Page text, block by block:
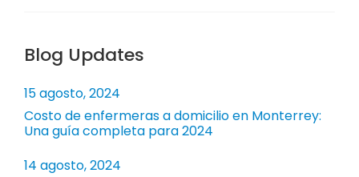
Blog Updates
Costo de enfermeras a domicilio en Monterrey:
Una guía completa para 2024
15 agosto, 2024
14 agosto, 2024